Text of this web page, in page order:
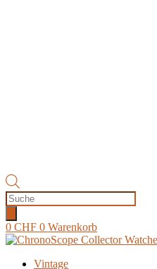
Products
search
0 CHF 0 Warenkorb
Vintage